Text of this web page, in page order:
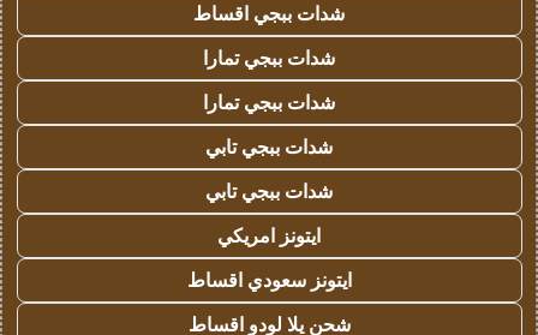
شدات ببجي اقساط
شدات ببجي تمارا
شدات ببجي تمارا
شدات ببجي تابي
شدات ببجي تابي
ايتونز امريكي
ايتونز سعودي اقساط
شحن يلا لودو اقساط